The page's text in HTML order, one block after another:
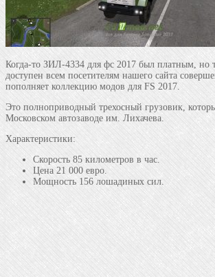
Когда-то ЗИЛ-4334 для фс 2017 был платным, но
доступен всем посетителям нашего сайта
пополняет коллекцию модов для FS 2017.
Это полноприводный трехосный грузовик,
Московском автозаводе им. Лихачева.
Характеристики:
Скорость 85 километров в час.
Цена 21 000 евро.
Мощность 156 лошадиных сил.